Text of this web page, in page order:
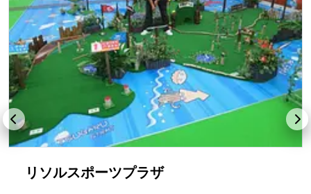
リソルスポーツプラザ